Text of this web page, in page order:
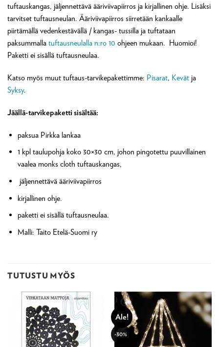
tuftauskangas, jäljennettävä ääriviivapiirros ja kirjallinen ohje. Lisäksi
tarvitset tuftausneulan. Ääriviivapiirros siirretään kankaalle
piirtämällä vedenkestävällä / kangas- tussilla ja tuftataan
paksummalla tuftausneulalla n:ro 10 ohjeen mukaan. Huomioi!
Paketti ei sisällä tuftausneulaa.
Katso myös muut tuftaus-tarvikepakettimme: Pisarat, Kevät ja
Syksy.
Jäällä-tarvikepaketti sisältää:
paksua Pirkka lankaa
1 kpl taulupohja koko 30×30 cm, johon pingotettu puuvillainen
vaalea monks cloth tuftauskangas,
jäljennettävä ääriviivapiirros
kirjallinen ohje.
paketti ei sisällä tuftausneulaa.
Malli: Taito Etelä-Suomi ry
TUTUSTU MYÖS
Ale!
-30%